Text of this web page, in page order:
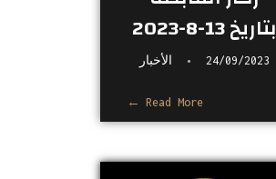
بتاريخ 13-8-2023​
24/09/2023 الأخبار
Read More